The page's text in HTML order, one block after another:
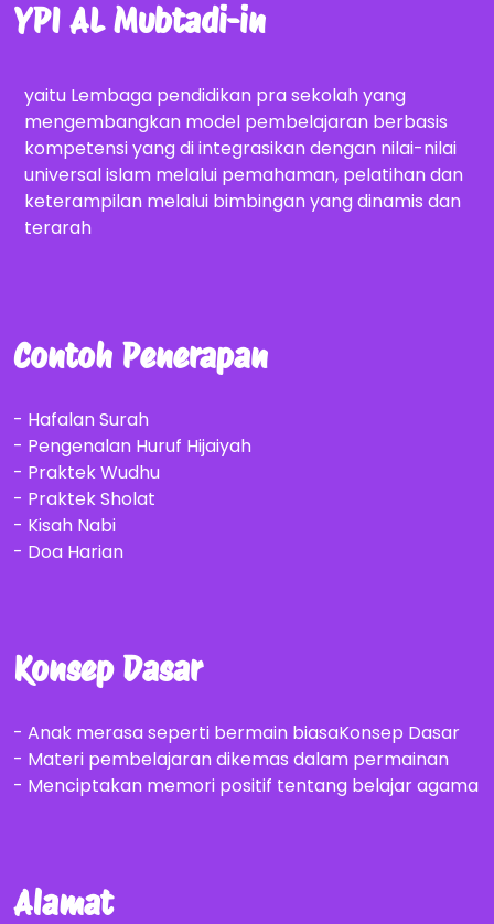
YPI AL Mubtadi-in
yaitu Lembaga pendidikan pra sekolah yang
mengembangkan model pembelajaran berbasis
kompetensi yang di integrasikan dengan nilai-nilai
universal islam melalui pemahaman, pelatihan dan
keterampilan melalui bimbingan yang dinamis dan
terarah
Contoh Penerapan
- Hafalan Surah
- Pengenalan Huruf Hijaiyah
- Praktek Wudhu
- Praktek Sholat
- Kisah Nabi
- Doa Harian
Konsep Dasar
- Anak merasa seperti bermain biasaKonsep Dasar
- Materi pembelajaran dikemas dalam permainan
- Menciptakan memori positif tentang belajar agama
Alamat